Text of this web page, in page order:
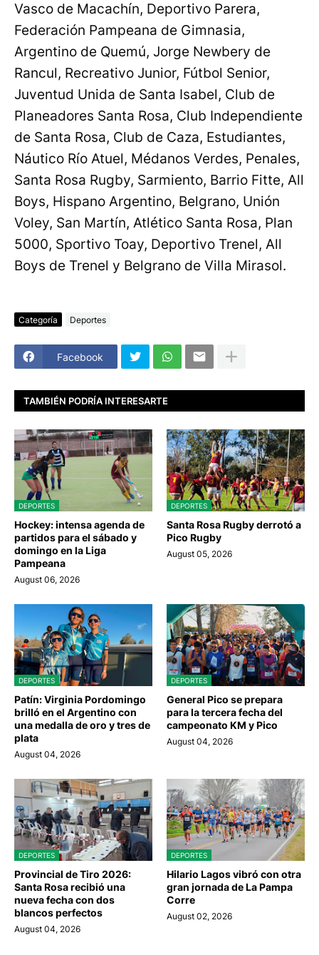
Vasco de Macachín, Deportivo Parera,
Federación Pampeana de Gimnasia,
Argentino de Quemú, Jorge Newbery de
Rancul, Recreativo Junior, Fútbol Senior,
Juventud Unida de Santa Isabel, Club de
Planeadores Santa Rosa, Club Independiente
de Santa Rosa, Club de Caza, Estudiantes,
Náutico Río Atuel, Médanos Verdes, Penales,
Santa Rosa Rugby, Sarmiento, Barrio Fitte, All
Boys, Hispano Argentino, Belgrano, Unión
Voley, San Martín, Atlético Santa Rosa, Plan
5000, Sportivo Toay, Deportivo Trenel, All
Boys de Trenel y Belgrano de Villa Mirasol.
Categoría Deportes
Facebook
TAMBIÉN PODRÍA INTERESARTE
DEPORTES
Hockey: intensa agenda de
partidos para el sábado y
domingo en la Liga
Pampeana
August 06, 2026
DEPORTES
Santa Rosa Rugby derrotó a
Pico Rugby
August 05, 2026
DEPORTES
Patín: Virginia Pordomingo
brilló en el Argentino con
una medalla de oro y tres de
plata
August 04, 2026
DEPORTES
General Pico se prepara
para la tercera fecha del
campeonato KM y Pico
August 04, 2026
DEPORTES
Provincial de Tiro 2026:
Santa Rosa recibió una
nueva fecha con dos
blancos perfectos
August 04, 2026
DEPORTES
Hilario Lagos vibró con otra
gran jornada de La Pampa
Corre
August 02, 2026